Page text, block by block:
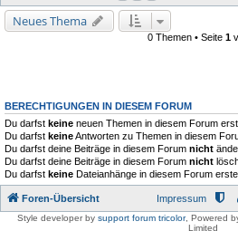
Neues Thema
0 Themen • Seite 1
BERECHTIGUNGEN IN DIESEM FORUM
Du darfst keine neuen Themen in diesem Forum
Du darfst keineAntworten zu Themen in diesem
Du darfst deine Beiträge in diesem Forum nicht
Du darfst deine Beiträge in diesem Forum nicht
Du darfst keine Dateianhänge in diesem Forum
Foren-Übersicht Impressum
Style developer by support forum tricolor, Powered
Limited